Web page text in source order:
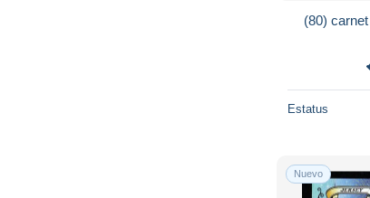
Estatus
Nuevo